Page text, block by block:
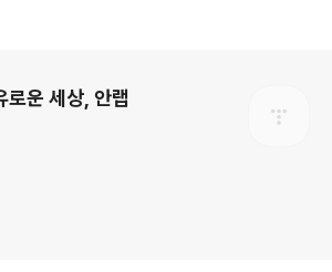
로운 세상, 안랩